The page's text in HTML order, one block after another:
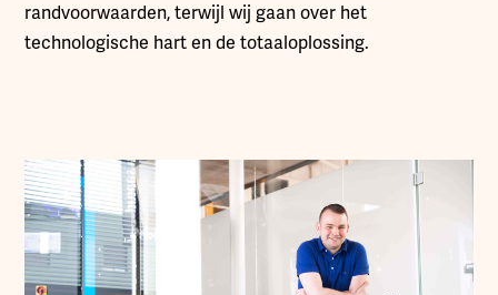
randvoorwaarden, terwijl wij gaan over het
technologische hart en de totaaloplossing.